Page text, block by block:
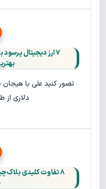
۷ ارز دیجیتال
تصور کنید علی با هیجان
دلاری از
۸ تفاوت کلیدی